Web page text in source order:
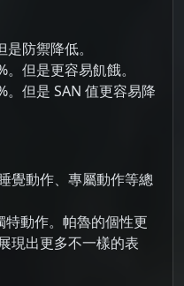
是防禦降低。
。但是更容易飢餓。
。但是 SAN 值更容易降
覺動作、專屬動作等總
動作。帕魯的個性更
現出更多不一樣的表